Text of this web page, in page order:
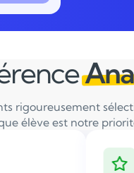
rigoureusement
élève est notre